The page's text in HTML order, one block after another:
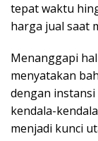
tepat waktu
harga jual saat
Menanggapi
menyatakan
dengan
kendala-
menjadi kunci